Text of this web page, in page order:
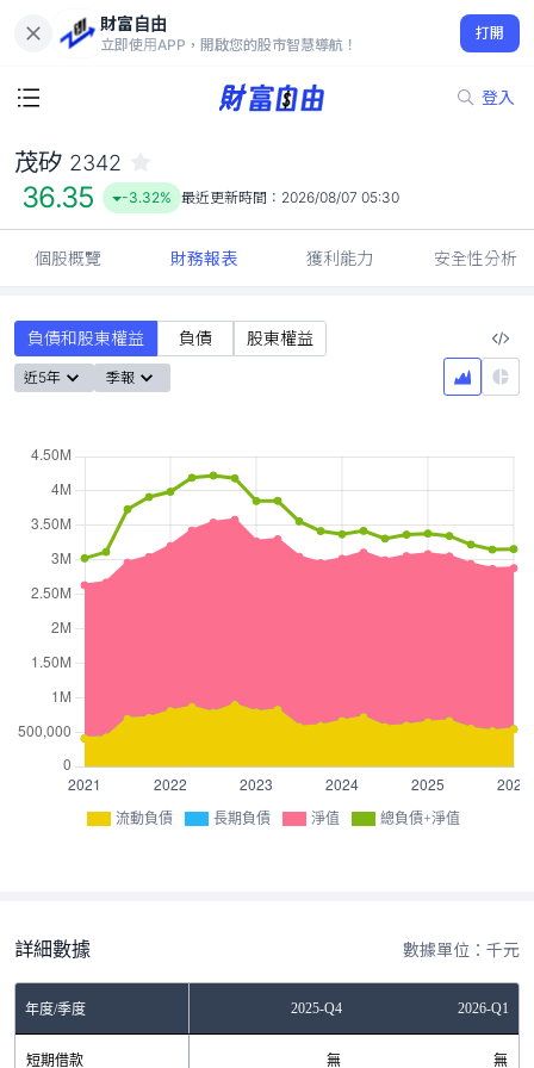
財富自由
立即使用APP，開啟您的股市智慧導航！
打開
登入
36.35
-3.32%
茂矽 2342
36.35 -3.32% 最近更新時間： 2026/08/07 05:30
個股概覽 財務報表 獲利能力 安全性分析
負債和股東權益 負債 股東權益
近5年 季報
流動負債 長期負債 淨值 總負債+淨值
詳細數據 數據單位：千元
年度/季度 2025-Q4 2026-Q1
短期借款 無 無